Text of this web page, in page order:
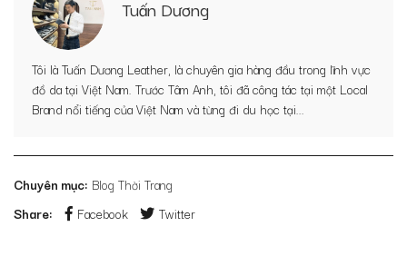
Tuấn Dương
Tôi là Tuấn Dương Leather, là chuyên gia hàng đầu trong lĩnh vực
đồ da tại Việt Nam. Trước Tâm Anh, tôi đã công tác tại một Local
Brand nổi tiếng của Việt Nam và từng đi du học tại...
Chuyên mục: Blog Thời Trang
Share:
Facebook Twitter